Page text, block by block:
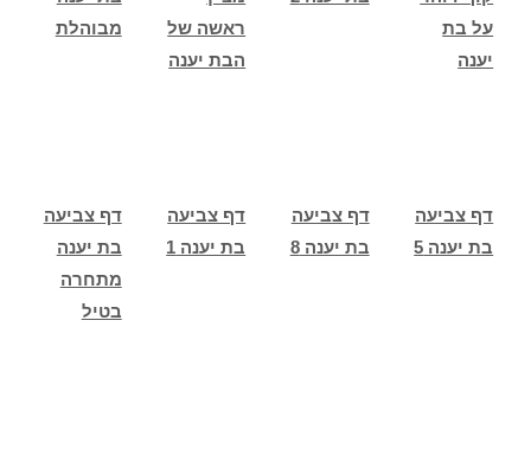
מבוהלת
ראשה של
הבת יענה
על בת
יענה
דף צביעה
בת יענה
מתחרה
בטיל
דף צביעה
בת יענה 1
דף צביעה
בת יענה 8
דף צביעה
בת יענה 5